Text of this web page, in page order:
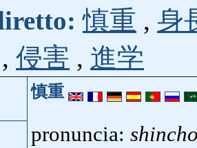
慎重 , 身
, 侵害 , 進学
慎重
pronuncia: